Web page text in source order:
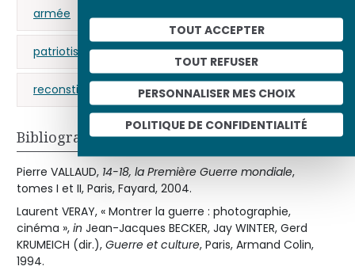
TOUT ACCEPTER
TOUT REFUSER
PERSONNALISER MES CHOIX
POLITIQUE DE CONFIDENTIALITÉ
armée
patriotisme photographie poilu
reconstitution
Bibliographie
Pierre VALLAUD, 14-18, la Première Guerre mondiale,
tomes I et II, Paris, Fayard, 2004.
Laurent VERAY, « Montrer la guerre : photographie,
cinéma », in Jean-Jacques BECKER, Jay WINTER, Gerd
KRUMEICH (dir.), Guerre et culture, Paris, Armand Colin,
1994.